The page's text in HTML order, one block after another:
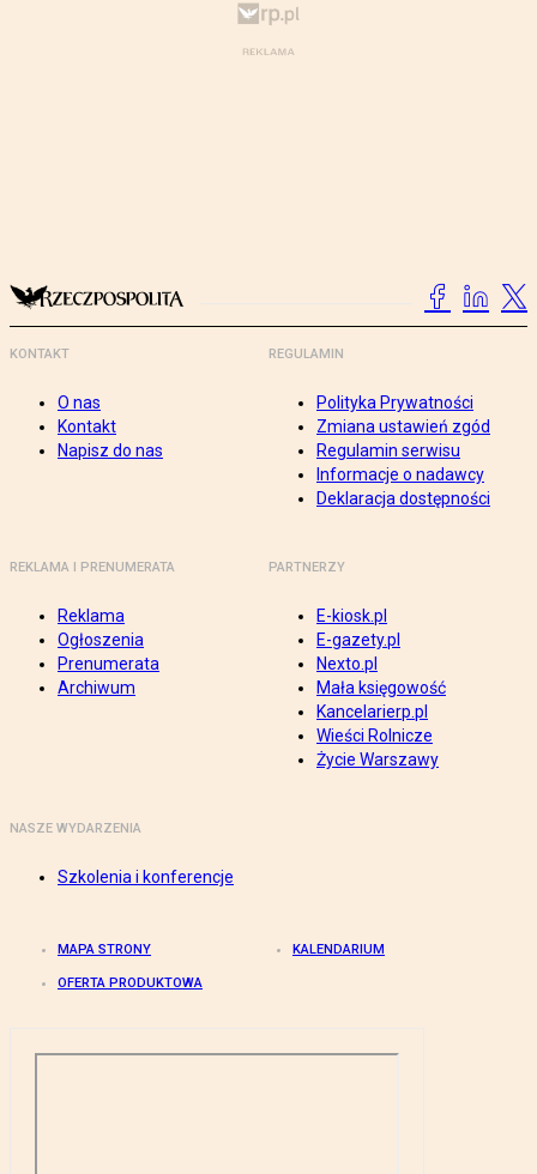
KONTAKT
O nas
Kontakt
Napisz do nas
REGULAMIN
Polityka Prywatności
Zmiana ustawień zgód
Regulamin serwisu
Informacje o nadawcy
Deklaracja dostępności
REKLAMA I PRENUMERATA
Reklama
Ogłoszenia
Prenumerata
Archiwum
PARTNERZY
E-kiosk.pl
E-gazety.pl
Nexto.pl
Mała księgowość
Kancelarierp.pl
Wieści Rolnicze
Życie Warszawy
NASZE WYDARZENIA
Szkolenia i konferencje
MAPA STRONY KALENDARIUM
OFERTA PRODUKTOWA